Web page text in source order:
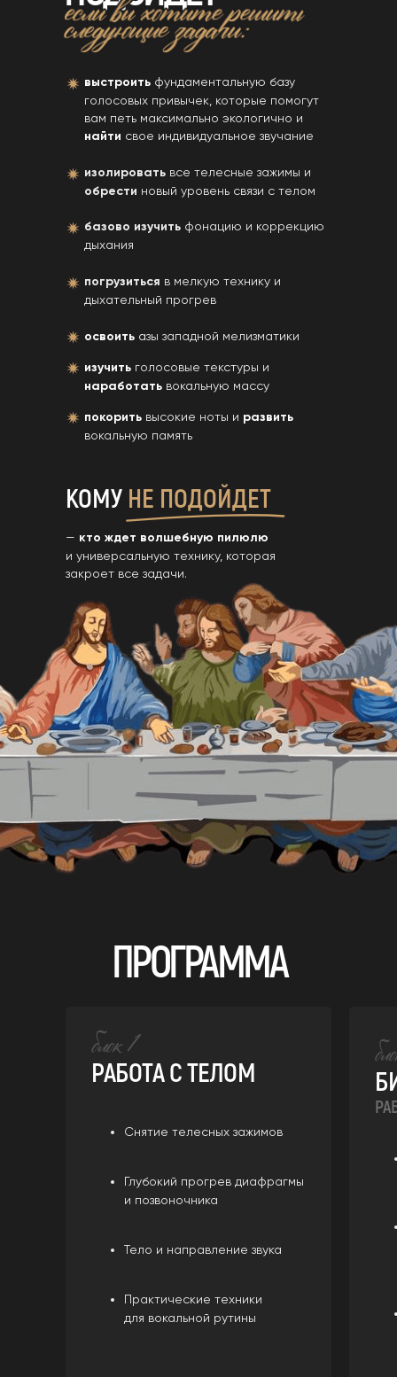
выстроить фундаментальную базу
голосовых привычек, которые помогут
вам петь максимально экологично и
найти свое индивидуальное звучание
изолировать все телесные зажимы и
обрести новый уровень связи с телом
базово изучить фонацию и коррекцию
дыхания
погрузиться в мелкую технику и
дыхательный прогрев
освоить азы западной мелизматики
— кто ждет волшебную пилюлю
и универсальную технику, которая
закроет все задачи.
КОМУ НЕ ПОДОЙДЕТ
изучить голосовые текстуры и
наработать вокальную массу
покорить высокие ноты и развить
вокальную память
ПРОГРАММА
РАБОТА С ТЕЛОМ
Снятие телесных зажимов
Глубокий прогрев диафрагмы
и позвоночника
Тело и направление звука
Практические техники
для вокальной рутины